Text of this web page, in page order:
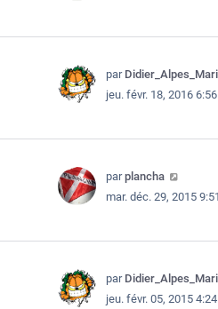
par
jeu. févr. 18, 2016
parplancha
mar. déc. 29, 2015
par
jeu. févr. 05, 2015